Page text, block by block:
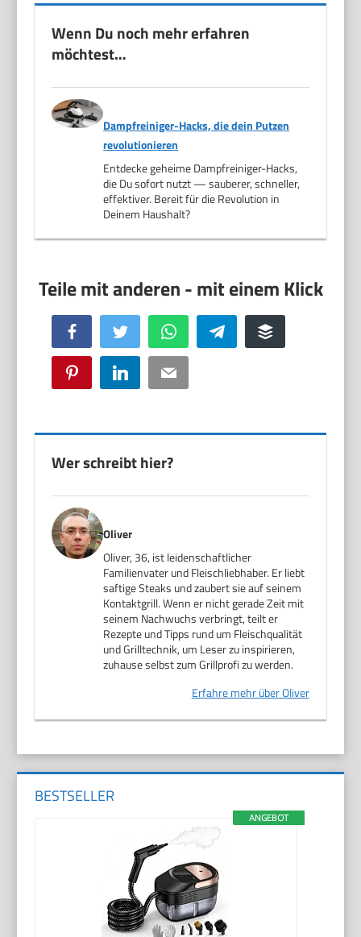
Wenn Du noch mehr erfahren
möchtest…
Dampfreiniger-Hacks, die dein Putzen
revolutionieren
Entdecke geheime Dampfreiniger-Hacks,
die Du sofort nutzt — sauberer, schneller,
effektiver. Bereit für die Revolution in
Deinem Haushalt?
Facebook Twitter WhatsApp Telegram Buffer
Pinterest LinkedIn Email
Wer schreibt hier?
Oliver
Oliver, 36, ist leidenschaftlicher
Familienvater und Fleischliebhaber. Er liebt
saftige Steaks und zaubert sie auf seinem
Kontaktgrill. Wenn er nicht gerade Zeit mit
seinem Nachwuchs verbringt, teilt er
Rezepte und Tipps rund um Fleischqualität
und Grilltechnik, um Leser zu inspirieren,
zuhause selbst zum Grillprofi zu werden.
Erfahre mehr über Oliver
BESTSELLER
ANGEBOT